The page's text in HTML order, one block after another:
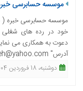
موسسه حسابرسی
موسسه حسابرسی خبره (
خود در رده های
دعوت به همکاری می
آدرس" iacpa_khobreh@yahoo.com ارسال نمایند." یا با شما...
دوشنبه، 18 فروردین 1404 - 16:50